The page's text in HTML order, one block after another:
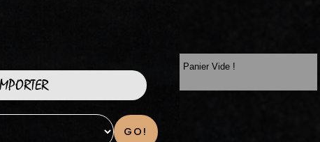
Panier Vide !